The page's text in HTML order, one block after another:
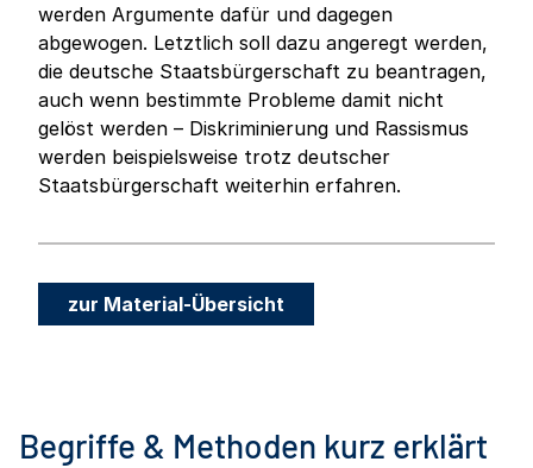
werden Argumente dafür und dagegen
abgewogen. Letztlich soll dazu angeregt werden,
die deutsche Staatsbürgerschaft zu beantragen,
auch wenn bestimmte Probleme damit nicht
gelöst werden – Diskriminierung und Rassismus
werden beispielsweise trotz deutscher
Staatsbürgerschaft weiterhin erfahren.
zur Material-Übersicht
Begriffe & Methoden kurz erklärt